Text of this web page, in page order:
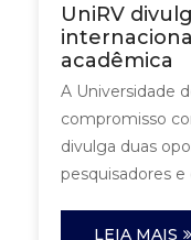
UniRV
acadêmica
A Universidade
compromisso
divulga duas
pesquisadores e
LEIA MAIS